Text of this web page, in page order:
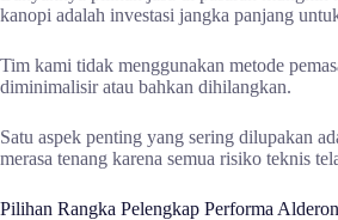
kanopi adalah investasi jangka panjang
Tim kami tidak menggunakan metode
diminimalisir atau bahkan dihilangkan.
Satu aspek penting yang sering dilupakan
merasa tenang karena semua risiko teknis
Pilihan Rangka Pelengkap Performa Alderon